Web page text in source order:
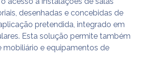
desenhadas e concebidas de
pretendida, integrado em
Esta solução permite também
mobiliário e equipamentos de